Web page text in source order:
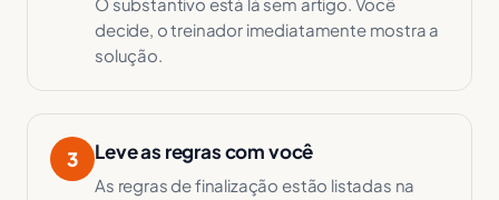
decide, o treinador imediatamente mostra a
solução.
3 Leve as regras com você
As regras de finalização estão listadas na